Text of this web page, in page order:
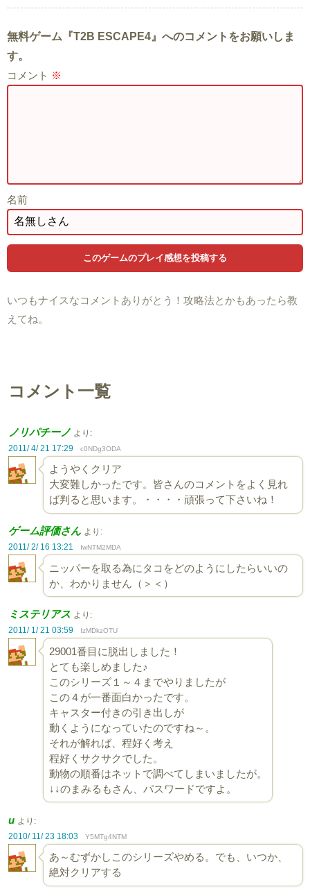
無料ゲーム『T2B ESCAPE4』へのコメントをお願いしま
す。
コメント ※
名前
いつもナイスなコメントありがとう！攻略法とかもあったら教
えてね。
コメント一覧
ノリパチーノ より:
2011/ 4/ 21 17:29
c0NDg3ODA
ようやくクリア
大変難しかったです。皆さんのコメントをよく見れ
ば判ると思います。・・・・頑張って下さいね！
ゲーム評価さん より:
2011/ 2/ 16 13:21
IwNTM2MDA
ニッパーを取る為にタコをどのようにしたらいいの
か、わかりません（＞＜）
ミステリアス より:
2011/ 1/ 21 03:59
IzMDkzOTU
29001番目に脱出しました！
とても楽しめました♪
このシリーズ１～４までやりましたが
この４が一番面白かったです。
キャスター付きの引き出しが
動くようになっていたのですね～。
それが解れば、程好く考え
程好くサクサクでした。
動物の順番はネットで調べてしまいましたが。
↓↓のまみるもさん、パスワードですよ。
u より:
2010/ 11/ 23 18:03
Y5MTg4NTM
あ～むずかしこのシリーズやめる。でも、いつか、
絶対クリアする